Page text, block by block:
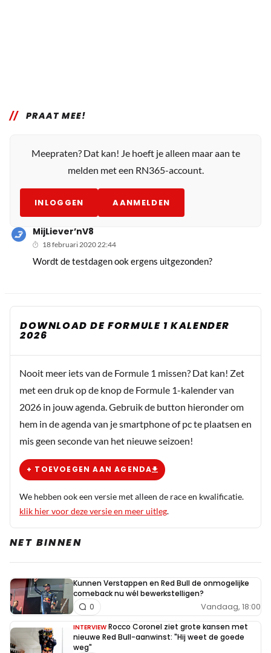
PRAAT MEE!
Meepraten? Dat kan! Je hoeft je alleen maar aan te
melden met een RN365-account.
INLOGGEN AANMELDEN
MijLiever’nV8
18 februari 2020 22:44
Wordt de testdagen ook ergens uitgezonden?
DOWNLOAD DE FORMULE 1 KALENDER
2026
Nooit meer iets van de Formule 1 missen? Dat kan! Zet
met een druk op de knop de Formule 1-kalender van
2026 in jouw agenda. Gebruik de button hieronder om
hem in de agenda van je smartphone of pc te plaatsen en
mis geen seconde van het nieuwe seizoen!
+ TOEVOEGEN AAN AGENDA
We hebben ook een versie met alleen de race en kwalificatie.
klik hier voor deze versie en meer uitleg.
NET BINNEN
Kunnen Verstappen en Red Bull de onmogelijke
comeback nu wél bewerkstelligen?
Vandaag, 18:00
0
INTERVIEW Rocco Coronel ziet grote kansen met
nieuwe Red Bull-aanwinst: "Hij weet de goede
weg"